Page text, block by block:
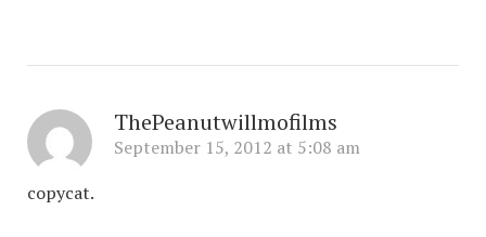
ThePeanutwillmofilms
September 15, 2012 at 5:08 am
copycat.